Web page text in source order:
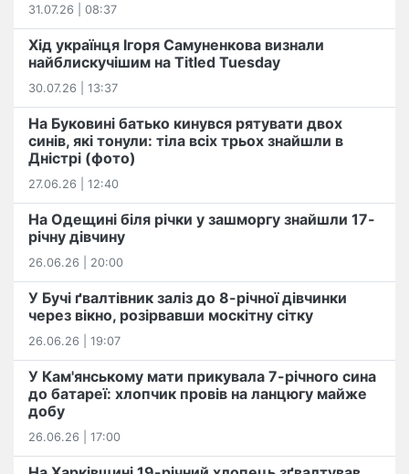
31.07.26 | 08:37
Хід українця Ігоря Самуненкова визнали
найблискучішим на Titled Tuesday
30.07.26 | 13:37
На Буковині батько кинувся рятувати двох
синів, які тонули: тіла всіх трьох знайшли в
Дністрі (фото)
27.06.26 | 12:40
На Одещині біля річки у зашморгу знайшли 17-
річну дівчину
26.06.26 | 20:00
У Бучі ґвалтівник заліз до 8-річної дівчинки
через вікно, розірвавши москітну сітку
26.06.26 | 19:07
У Кам'янському мати прикувала 7-річного сина
до батареї: хлопчик провів на ланцюгу майже
добу
26.06.26 | 17:00